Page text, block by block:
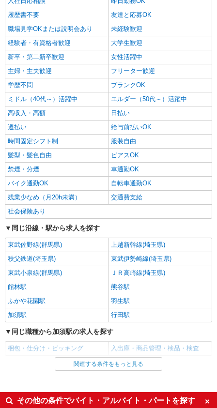
キープ 詳細を見る
アルバイト パート
株式会社バイトレ（ADM808260）
【平日のみ・短時間】詰めるだけの簡単作業
時給1560円（就業先により異なる）
埼玉県加須市
キープ 詳細を見る
派遣社員
株式会社バイトレ（ADM808535）
アパレル商品のピッキング業務
埼玉県加須市
キープ 詳細を見る
アルバイト パート
株式会社バイトレ（ADM808535）
人と話すのが苦手でも安心♪接客なしの軽作業
スタッフ
時給1339円（就業先により異なる）
埼玉県加須市
派遣社員
株式会社バイトレ（ADM808602）
インスタント食品、酒類のピッキング作業
時給1339円
埼玉県加須市
アルバイト パート
履歴書不要
友達と応募OK
職場見学OKまたは説明会あり
未経験歓迎
経験者・有資格者歓迎
大学生歓迎
新卒・第二新卒歓迎
女性活躍中
主婦・主夫歓迎
フリーター歓迎
学歴不問
ブランクOK
ミドル（40代～）活躍中
エルダー（50代～）活躍中
高収入・高額
日払い
週払い
給与前払いOK
時間固定シフト制
服装自由
髪型・髪色自由
ピアスOK
禁煙・分煙
車通勤OK
バイク通勤OK
自転車通勤OK
残業少なめ（月20h未満）
交通費支給
社会保険あり
同じ沿線・駅から求人を探す
東武佐野線(群馬県)
上越新幹線(埼玉県)
秩父鉄道(埼玉県)
東武伊勢崎線(埼玉県)
東武小泉線(群馬県)
ＪＲ高崎線(埼玉県)
館林駅
熊谷駅
ふかや花園駅
羽生駅
加須駅
行田駅
同じ職種から加須駅の求人を探す
梱包・仕分け・ピッキング 入出庫・商品管理・検品・検査
同じ雇用形態から加須駅の求人を探す
契約社員
派遣社員
関連する条件をもっと見る
その他の条件でバイト・アルバイト・パートを探す